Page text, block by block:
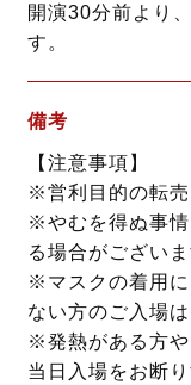
開演30分前より
す。
備考
【注意事項】
※営利目的の転売
※やむを得ぬ事情
る場合がございま
※マスクの着用
ない方のご入場
※発熱がある方や
当日入場をお断